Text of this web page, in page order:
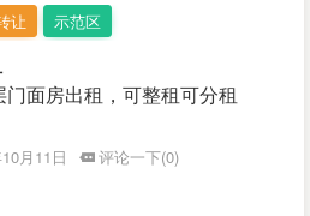
让 示范区
面房出租，可整租可分租
月11日
评论一下(0)